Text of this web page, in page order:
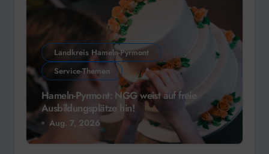
Landkreis Hameln-Pyrmont
Service-Themen
Hameln-Pyrmont: NGG weist auf freie
Ausbildungsplätze hin!
Aug. 7, 2026